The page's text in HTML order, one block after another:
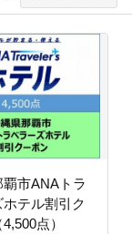
市ANAトラ
テル割引ク
点）